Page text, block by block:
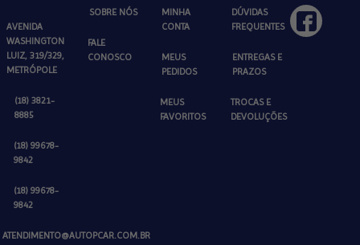
AVENIDA
WASHINGTON
LUIZ, 319/329,
METRÓPOLE
(18) 3821-
8885
(18) 99678-
9842
(18) 99678-
9842
ATENDIMENTO@AUTOPCAR.COM.BR
SOBRE NÓS
FALE
CONOSCO
MINHA
CONTA
MEUS
PEDIDOS
MEUS
FAVORITOS
DÚVIDAS
FREQUENTES
ENTREGAS E
PRAZOS
TROCAS E
DEVOLUÇÕES